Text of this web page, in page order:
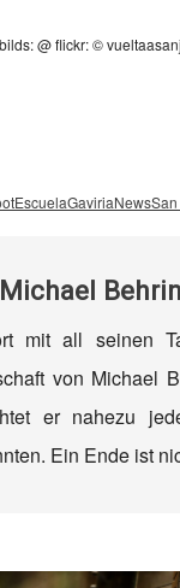
@ flickr: ©
EscuelaGaviriaNews
Michael
mit all seinen
von Michael
er nahezu
Ein Ende ist